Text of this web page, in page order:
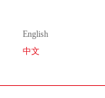
English
中文